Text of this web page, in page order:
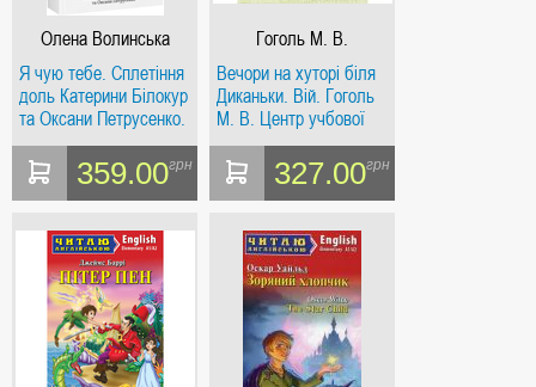
Олена Волинська
Я чую тебе. Сплетіння
доль Катерини Білокур
та Оксани Петрусенко.
Віхола
359.00грн
Гоголь М. В.
Вечори на хуторі біля
Диканьки. Вій. Гоголь
М. В. Центр учбової
літератури
327.00грн